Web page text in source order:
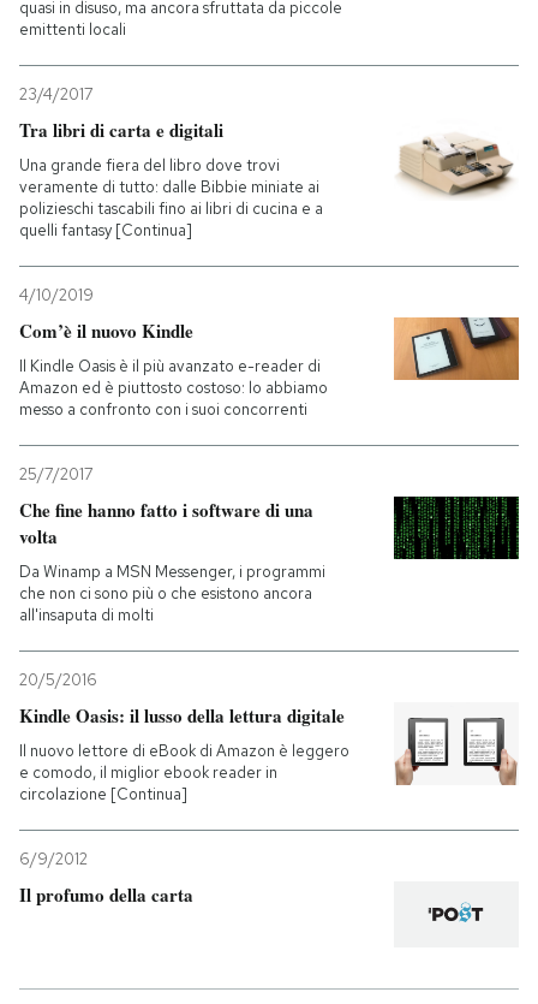
quasi in disuso, ma ancora sfruttata da piccole
emittenti locali
23/4/2017
Tra libri di carta e digitali
Una grande fiera del libro dove trovi
veramente di tutto: dalle Bibbie miniate ai
polizieschi tascabili fino ai libri di cucina e a
quelli fantasy [Continua]
4/10/2019
Com’è il nuovo Kindle
Il Kindle Oasis è il più avanzato e-reader di
Amazon ed è piuttosto costoso: lo abbiamo
messo a confronto con i suoi concorrenti
25/7/2017
Che fine hanno fatto i software di una
volta
Da Winamp a MSN Messenger, i programmi
che non ci sono più o che esistono ancora
all'insaputa di molti
20/5/2016
Kindle Oasis: il lusso della lettura digitale
Il nuovo lettore di eBook di Amazon è leggero
e comodo, il miglior ebook reader in
circolazione [Continua]
6/9/2012
Il profumo della carta